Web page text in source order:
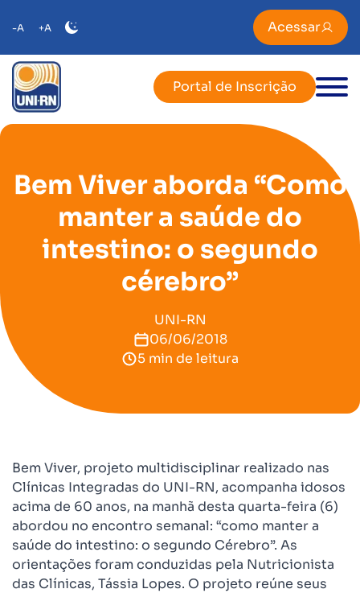
-A +A Acessar
Portal de Inscrição
Bem Viver aborda “Como
manter a saúde do
intestino: o segundo
cérebro”
UNI-RN
06/06/2018
5 min de leitura
Bem Viver, projeto multidisciplinar realizado nas
Clínicas Integradas do UNI-RN, acompanha idosos
acima de 60 anos, na manhã desta quarta-feira (6)
abordou no encontro semanal: “como manter a
saúde do intestino: o segundo Cérebro”. As
orientações foram conduzidas pela Nutricionista
das Clínicas, Tássia Lopes. O projeto reúne seus